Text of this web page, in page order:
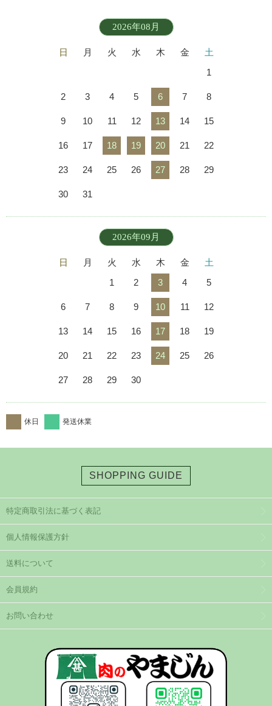
2026年08月
日 月 火 水 木 金
土
1
2 3 4 5 6 7 8
9 10 11 12 13 14 15
16 17 18 19 20 21 22
23 24 25 26 27 28 29
30 31
2026年09月
日 月 火 水 木 金
土
1
2 3 4 5
6 7 8 9 10 11 12
13 14 15 16 17 18 19
20 21 22 23 24 25 26
27 28 29 30
休日 発送休業
SHOPPING GUIDE
特定商取引法に基づく表記
個人情報保護方針
送料について
会員規約
お問い合わせ